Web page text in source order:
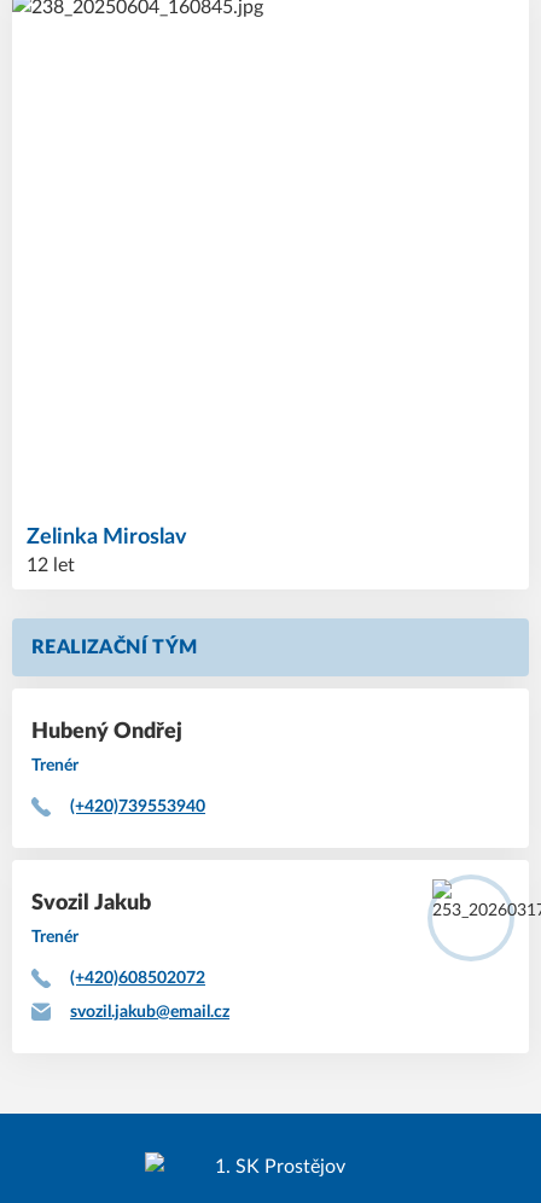
REALIZAČNÍ TÝM
Ondřej
Hubený
Trenér
(+420)739553940
Jakub
Svozil
Trenér
(+420)608502072
svozil.jakub@email.cz
Miroslav
Zelinka
12 let